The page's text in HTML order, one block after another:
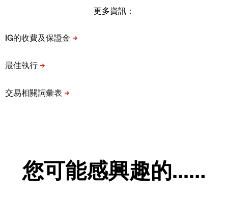
更多資訊：
您可能感興趣的...…